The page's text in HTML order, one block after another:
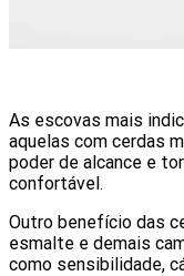
As escovas mais
aquelas com cerdas
poder de alcance e
confortável.
Outro benefício das
esmalte e demais
como sensibilidade,